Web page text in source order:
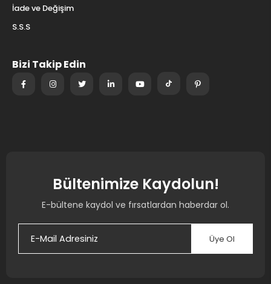
İade ve Değişim
S.S.S
Bizi Takip Edin
Bültenimize Kaydolun!
E-bültene kaydol ve fırsatlardan haberdar ol.
Üye Ol